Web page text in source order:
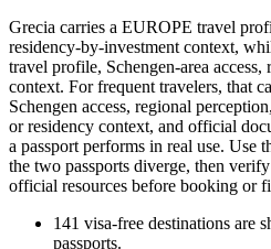
Grecia carries a EUROPE travel
residency-by-investment context,
travel profile, Schengen-area
context. For frequent travelers, that
Schengen access, regional
or residency context, and official
a passport performs in real use. Use
the two passports diverge, then
official resources before booking or
141 visa-free destinations are
passports.